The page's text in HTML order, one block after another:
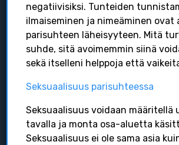
negatiivisiksi. Tunteiden
ilmaiseminen ja nimeäminen ovat
parisuhteen läheisyyteen. Mitä
suhde, sitä avoimemmin siinä
sekä itselleni helppoja että
Seksuaalisuus parisuhteessa
Seksuaalisuus voidaan määritellä
tavalla ja monta osa-aluetta
Seksuaalisuus ei ole sama asia
Isyys numeroina
Blogit ja tarinat
Mediassa
Kirjallisuutta
Muualla verkossa
Isä hankkeet
Facebook-ryhmät
Facebook